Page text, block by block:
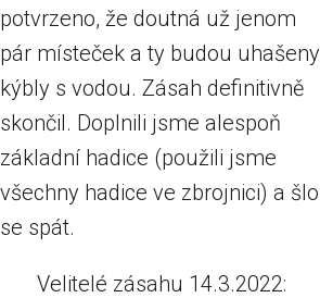
potvrzeno, že doutná už jenom
pár místeček a ty budou uhašeny
kýbly s vodou. Zásah definitivně
skončil. Doplnili jsme alespoň
základní hadice (použili jsme
všechny hadice ve zbrojnici) a šlo
se spát.
Velitelé zásahu 14.3.2022: